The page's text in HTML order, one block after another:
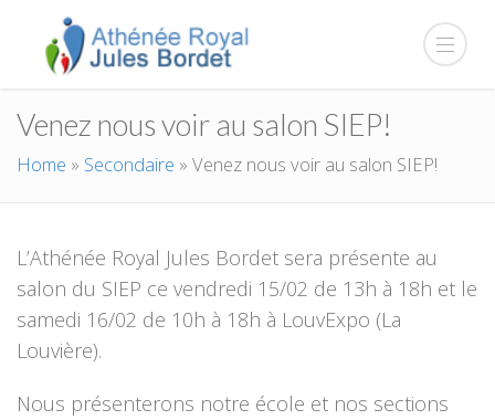
Venez nous voir au salon SIEP!
Home » Secondaire » Venez nous voir au salon SIEP!
L’Athénée Royal Jules Bordet sera présente au
salon du SIEP ce vendredi 15/02 de 13h à 18h et le
samedi 16/02 de 10h à 18h à LouvExpo (La
Louvière).
Nous présenterons notre école et nos sections